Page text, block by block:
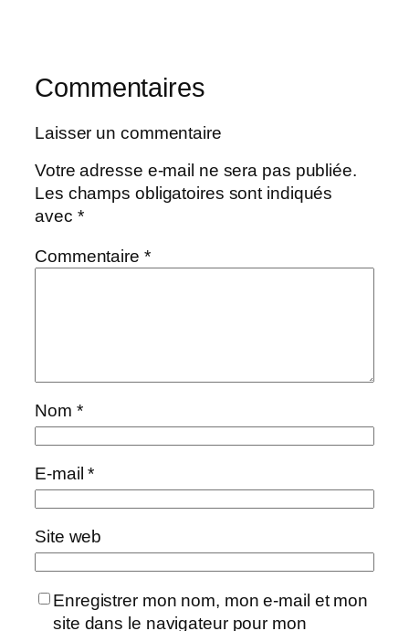
Commentaires
Laisser un commentaire
Votre adresse e-mail ne sera pas publiée.
Les champs obligatoires sont indiqués
avec *
Commentaire *
Nom *
E-mail*
Site web
Enregistrer mon nom, mon e-mail et mon
site dans le navigateur pour mon